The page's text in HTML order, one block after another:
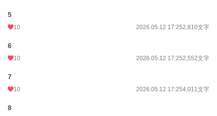
累計ポイント
5
10 2026.05.12 17:252,810文字
6
10 2026.05.12 17:252,552文字
7
10 2026.05.12 17:254,011文字
8